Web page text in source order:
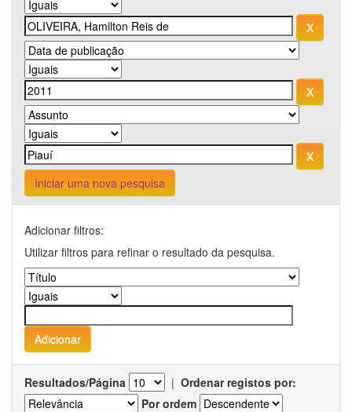
Iniciar uma nova pesquisa
Adicionar filtros:
Utilizar filtros para refinar o resultado da pesquisa.
Resultados/Página | Ordenar registos por:
Por ordem